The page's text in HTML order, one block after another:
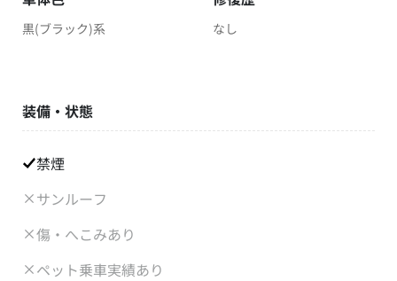
黒(ブラック)系 なし
装備・状態
禁煙
サンルーフ
傷・へこみあり
ペット乗車実績あり